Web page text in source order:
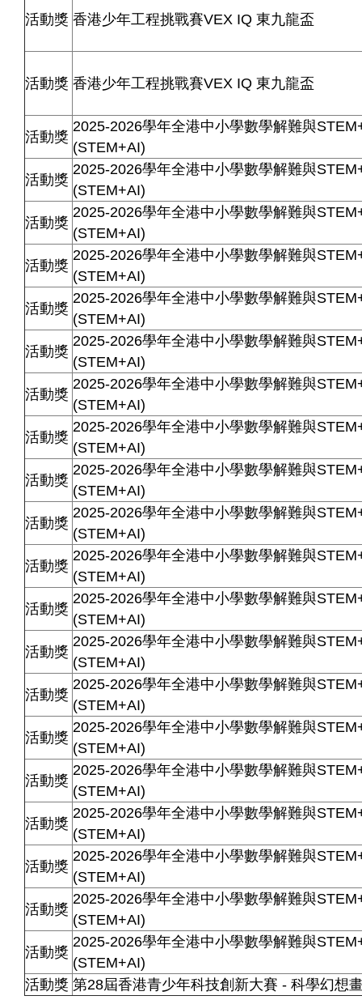
活動獎 香港少年工程挑戰賽VEX IQ 東九龍盃
活動獎 香港少年工程挑戰賽VEX IQ 東九龍盃
活動獎
2025-2026學年全港中小學數學解難與
(STEM+AI)
活動獎
2025-2026學年全港中小學數學解難與
(STEM+AI)
活動獎
2025-2026學年全港中小學數學解難與
(STEM+AI)
活動獎
2025-2026學年全港中小學數學解難與
(STEM+AI)
活動獎
2025-2026學年全港中小學數學解難與
(STEM+AI)
活動獎
2025-2026學年全港中小學數學解難與
(STEM+AI)
活動獎
2025-2026學年全港中小學數學解難與
(STEM+AI)
活動獎
2025-2026學年全港中小學數學解難與
(STEM+AI)
活動獎
2025-2026學年全港中小學數學解難與
(STEM+AI)
活動獎
2025-2026學年全港中小學數學解難與
(STEM+AI)
活動獎
2025-2026學年全港中小學數學解難與
(STEM+AI)
活動獎
2025-2026學年全港中小學數學解難與
(STEM+AI)
活動獎
2025-2026學年全港中小學數學解難與
(STEM+AI)
活動獎
2025-2026學年全港中小學數學解難與
(STEM+AI)
活動獎
2025-2026學年全港中小學數學解難與
(STEM+AI)
活動獎
2025-2026學年全港中小學數學解難與
(STEM+AI)
活動獎
2025-2026學年全港中小學數學解難與
(STEM+AI)
活動獎
2025-2026學年全港中小學數學解難與
(STEM+AI)
活動獎
2025-2026學年全港中小學數學解難與
(STEM+AI)
活動獎
2025-2026學年全港中小學數學解難與
(STEM+AI)
活動獎 第28屆香港青少年科技創新大賽 - 科學幻想